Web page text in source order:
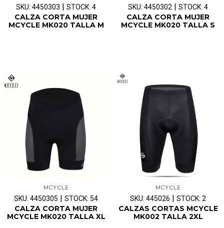
SKU: 4450303 | STOCK: 4
CALZA CORTA MUJER
MCYCLE MK020 TALLA M
SKU: 4450302 | STOCK: 4
CALZA CORTA MUJER
MCYCLE MK020 TALLA S
MCYCLE
SKU: 4450305 | STOCK: 54
CALZA CORTA MUJER
MCYCLE MK020 TALLA XL
MCYCLE
SKU: 445026 | STOCK: 2
CALZAS CORTAS MCYCLE
MK002 TALLA 2XL